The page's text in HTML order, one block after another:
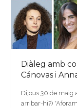
Diàleg amb
Cánovas i
Dijous 30 de maig
arribar-hi?)